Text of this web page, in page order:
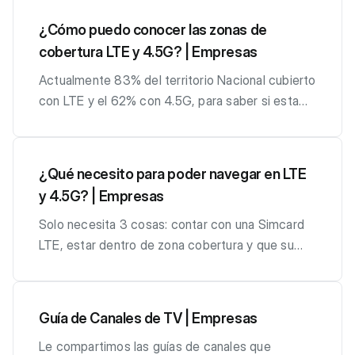
vez de un plan de voz.
¿Cómo puedo conocer las zonas de
cobertura LTE y 4.5G? | Empresas
Actualmente 83% del territorio Nacional cubierto
con LTE y el 62% con 4.5G, para saber si esta
descargar en su teléfono móvil el APP OOKLA y
que su equipo no tenga activo el WIFI.
¿Qué necesito para poder navegar en LTE
y 4.5G? | Empresas
Solo necesita 3 cosas: contar con una Simcard
LTE, estar dentro de zona cobertura y que su
validar con tu ejecutivo comercial si su simcard
es LTE y en caso de no serlo, puede a través de
él tramitar una nueva.
Guía de Canales de TV | Empresas
Le compartimos las guías de canales que